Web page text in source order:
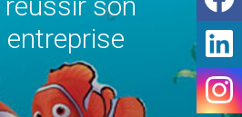
entreprise